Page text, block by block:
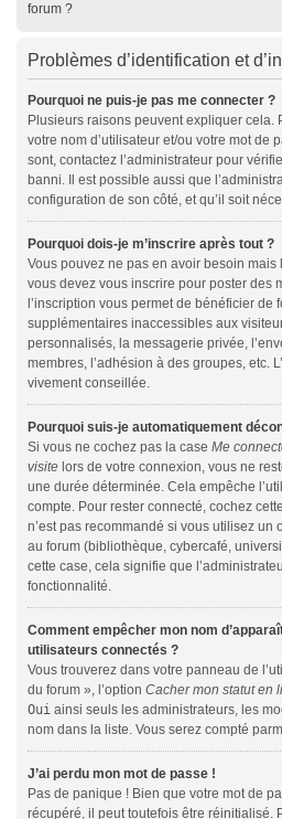
forum ?
Problèmes d’identification et
Pourquoi ne puis-je pas me connecter ?
Plusieurs raisons peuvent expliquer cela.
votre nom d’utilisateur et/ou votre mot de
sont, contactez l’administrateur pour
banni. Il est possible aussi que
configuration de son côté, et qu’il soit
Pourquoi dois-je m’inscrire après tout ?
Vous pouvez ne pas en avoir besoin mais
vous devez vous inscrire pour poster des
l’inscription vous permet de bénéficier de
supplémentaires inaccessibles aux
personnalisés, la messagerie privée,
membres, l’adhésion à des groupes, etc.
vivement conseillée.
Pourquoi suis-je automatiquement
Si vous ne cochez pas la case Me
visite lors de votre connexion, vous ne
une durée déterminée. Cela empêche
compte. Pour rester connecté, cochez
n’est pas recommandé si vous utilisez
au forum (bibliothèque, cybercafé,
cette case, cela signifie que
fonctionnalité.
Comment empêcher mon nom
utilisateurs connectés ?
Vous trouverez dans votre panneau de
du forum », l’option Cacher mon statut en
Oui ainsi seuls les administrateurs, les
nom dans la liste. Vous serez compté
J’ai perdu mon mot de passe !
Pas de panique ! Bien que votre mot de
récupéré, il peut toutefois être réinitialisé.